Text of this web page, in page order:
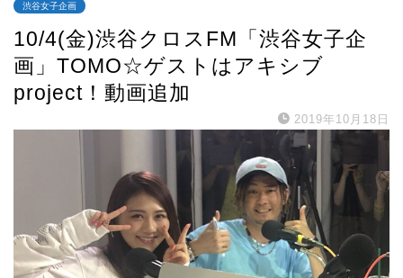
渋谷女子企画
10/4(金)渋谷クロスFM「渋谷女子企
画」TOMO☆ゲストはアキシブ
project！動画追加
2019年10月18日